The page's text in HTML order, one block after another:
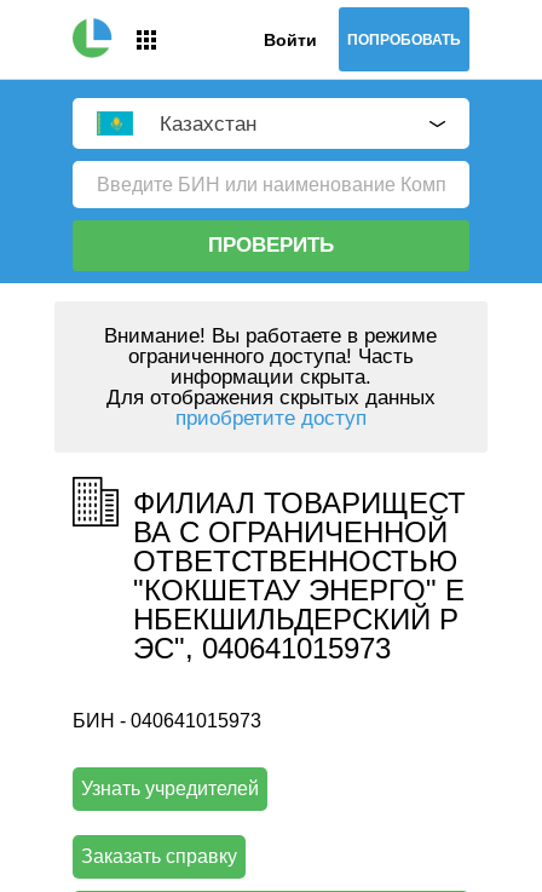
Войти ПОПРОБОВАТЬ
Казахстан
ПРОВЕРИТЬ
Внимание! Вы работаете в режиме
ограниченного доступа! Часть
информации скрыта.
Для отображения скрытых данных
приобретите доступ
ФИЛИАЛ ТОВАРИЩЕСТ
ВА С ОГРАНИЧЕННОЙ
ОТВЕТСТВЕННОСТЬЮ
"КОКШЕТАУ ЭНЕРГО" Е
НБЕКШИЛЬДЕРСКИЙ Р
ЭС", 040641015973
БИН - 040641015973
Узнать учредителей
Заказать справку